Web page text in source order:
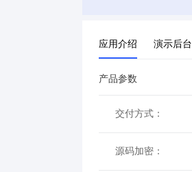
应用介绍 演示后台
产品参数
交付方式：
源码加密：